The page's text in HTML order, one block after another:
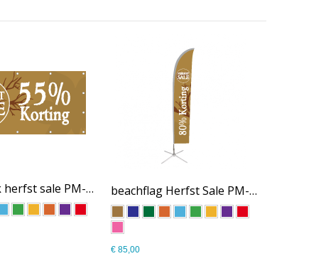
spandoek herfst sale PM-013 beachflag Herfst Sale PM-016
€ 85,00